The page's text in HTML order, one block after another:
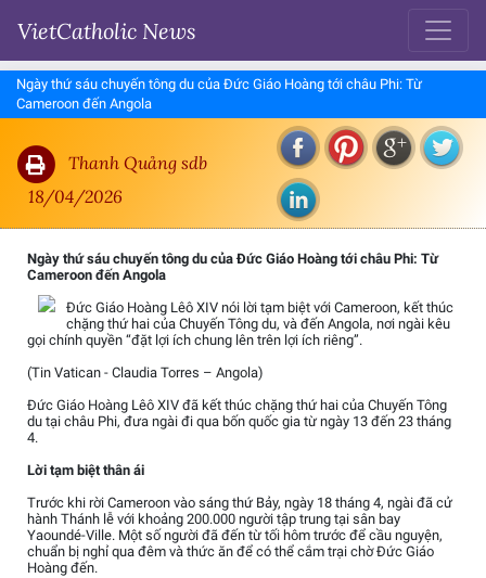
VietCatholic News
Ngày thứ sáu chuyến tông du của Đức Giáo Hoàng tới châu Phi: Từ
Cameroon đến Angola
Thanh Quảng sdb
18/04/2026
Ngày thứ sáu chuyến tông du của Đức Giáo Hoàng tới châu Phi: Từ
Cameroon đến Angola
Đức Giáo Hoàng Lêô XIV nói lời tạm biệt với Cameroon, kết thúc
chặng thứ hai của Chuyến Tông du, và đến Angola, nơi ngài kêu
gọi chính quyền “đặt lợi ích chung lên trên lợi ích riêng”.
(Tin Vatican - Claudia Torres – Angola)
Đức Giáo Hoàng Lêô XIV đã kết thúc chặng thứ hai của Chuyến Tông
du tại châu Phi, đưa ngài đi qua bốn quốc gia từ ngày 13 đến 23 tháng
4.
Lời tạm biệt thân ái
Trước khi rời Cameroon vào sáng thứ Bảy, ngày 18 tháng 4, ngài đã cử
hành Thánh lễ với khoảng 200.000 người tập trung tại sân bay
Yaoundé-Ville. Một số người đã đến từ tối hôm trước để cầu nguyện,
chuẩn bị nghỉ qua đêm và thức ăn để có thể cắm trại chờ Đức Giáo
Hoàng đến.